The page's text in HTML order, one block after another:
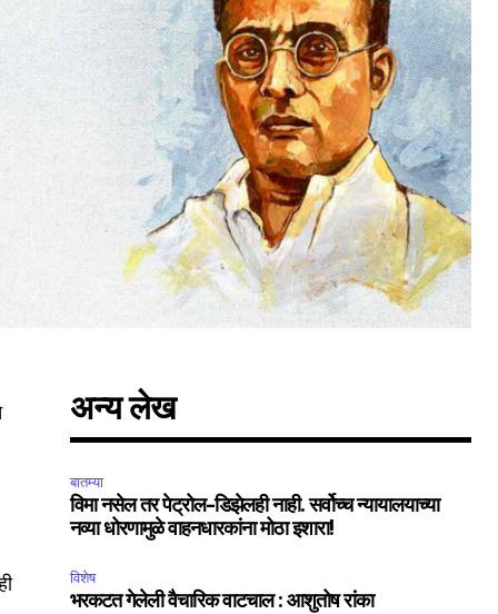
अन्य लेख
बातम्या
विमा नसेल तर पेट्रोल-डिझेलही नाही. सर्वोच्च न्यायालयाच्या
नव्या धोरणामुळे वाहनधारकांना मोठा इशारा!
विशेष
भरकटत गेलेली वैचारिक वाटचाल : आशुतोष रांका